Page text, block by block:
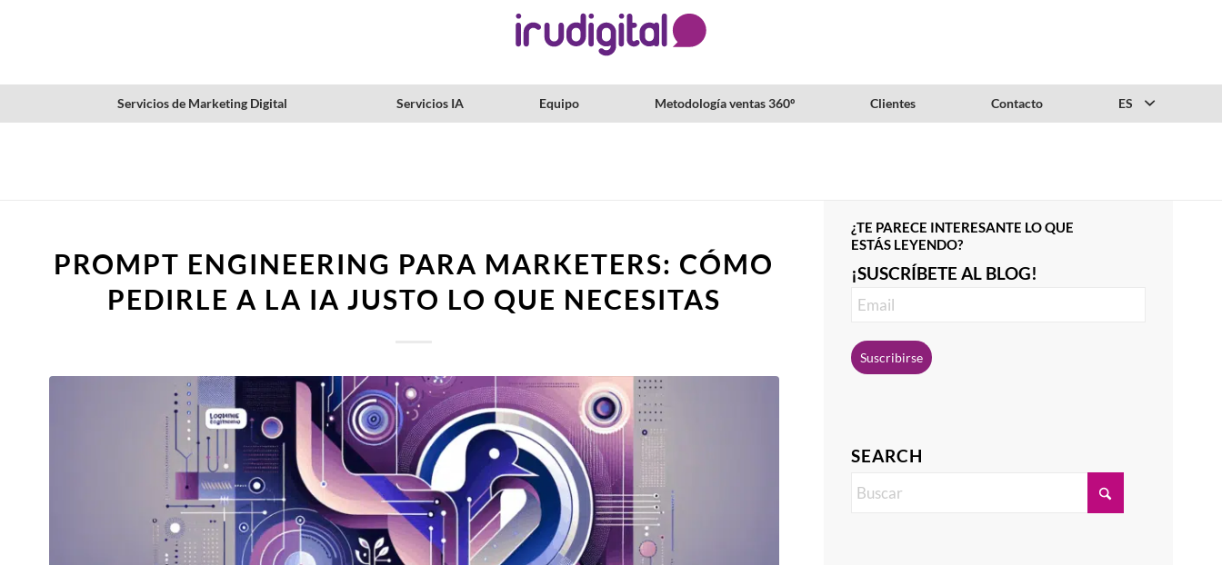
Servicios de Marketing Digital Servicios IA Equipo Metodología ventas 360º Clientes Contacto ES
PROMPT ENGINEERING PARA MARKETERS: CÓMO
PEDIRLE A LA IA JUSTO LO QUE NECESITAS
¿TE PARECE INTERESANTE LO QUE
ESTÁS LEYENDO?
¡SUSCRÍBETE AL BLOG!
Suscribirse
SEARCH